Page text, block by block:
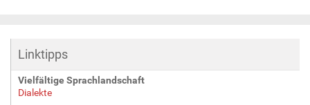
Linktipps
Vielfältige Sprachlandschaft
Dialekte